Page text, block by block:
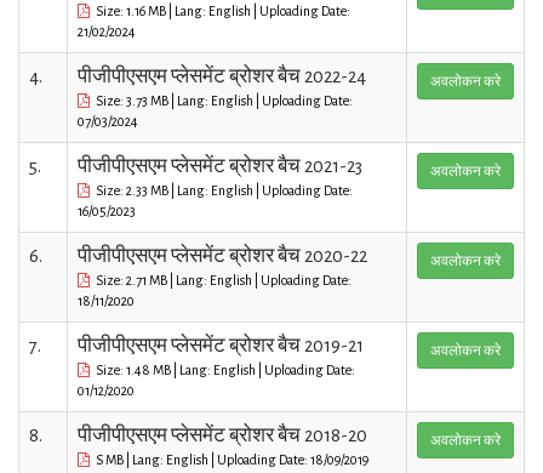
Size: 1.16 MB | Lang: English | Uploading Date:
21/02/2024
4. पीजीपीएसएम प्लेसमेंट ब्रोशर बैच 2022-24
Size: 3.73 MB | Lang: English | Uploading Date:
07/03/2024
अवलोकन करे
5. पीजीपीएसएम प्लेसमेंट ब्रोशर बैच 2021-23
Size: 2.33 MB | Lang: English | Uploading Date:
16/05/2023
अवलोकन करे
6. पीजीपीएसएम प्लेसमेंट ब्रोशर बैच 2020-22
Size: 2.71 MB | Lang: English | Uploading Date:
18/11/2020
अवलोकन करे
7. पीजीपीएसएम प्लेसमेंट ब्रोशर बैच 2019-21
Size: 1.48 MB | Lang: English | Uploading Date:
01/12/2020
अवलोकन करे
8. पीजीपीएसएम प्लेसमेंट ब्रोशर बैच 2018-20
S MB | Lang: English | Uploading Date: 18/09/2019
अवलोकन करे